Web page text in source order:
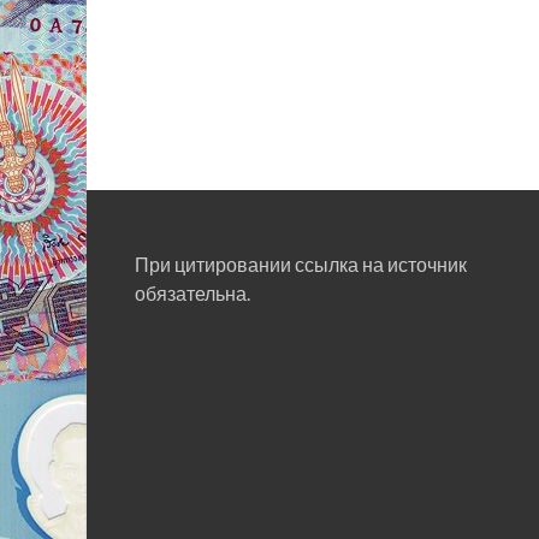
При цитировании ссылка на источник
обязательна.